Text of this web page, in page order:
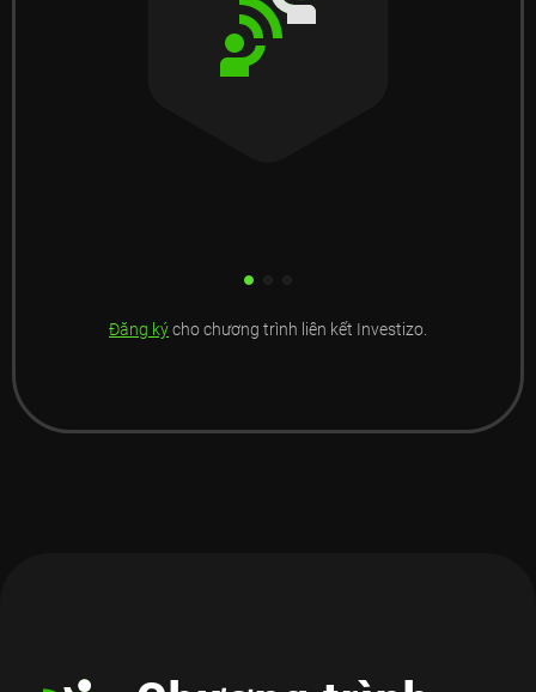
Đăng kýcho chương trình liên kết Investizo.